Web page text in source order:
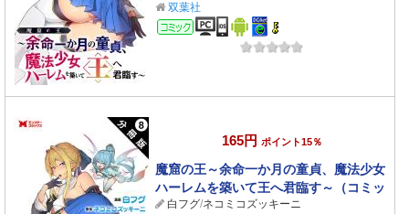
双葉社
コミック
165円 ポイント15％
魔窟の王～余命一か月の童貞、魔法少女
ハーレムを築いて王へ君臨す～（コミッ
ク） 分冊版 ： 8
白フグ/ネコミコズッキーニ